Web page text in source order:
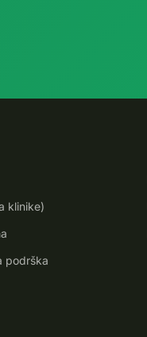
klinike)
podrška